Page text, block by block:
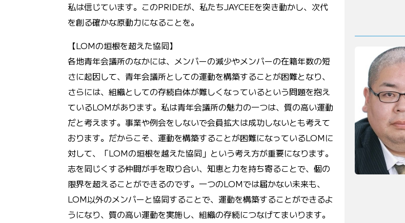
私は信じています。このPRIDEが、私たちJAYCEEを突き動かし、次代
を創る確かな原動力になることを。
【LOMの垣根を超えた協同】
各地青年会議所のなかには、メンバーの減少やメンバーの在籍年数の短
さに起因して、青年会議所としての運動を構築することが困難となり、
さらには、組織としての存続自体が難しくなっているという問題を抱え
ているLOMがあります。私は青年会議所の魅力の一つは、質の高い運動
だと考えます。事業や例会をしないで会員拡大は成功しないとも考えて
おります。だからこそ、運動を構築することが困難になっているLOMに
対して、「LOMの垣根を越えた協同」という考え方が重要になります。
志を同じくする仲間が手を取り合い、知恵と力を持ち寄ることで、個の
限界を超えることができるのです。一つのLOMでは届かない未来も、
LOM以外のメンバーと協同することで、運動を構築することができるよ
うになり、質の高い運動を実施し、組織の存続につなげてまいります。